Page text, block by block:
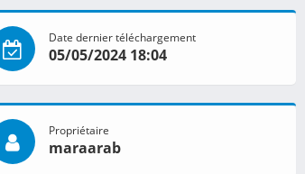
Date dernier téléchargement
05/05/2024 18:04
Propriétaire
maraarab